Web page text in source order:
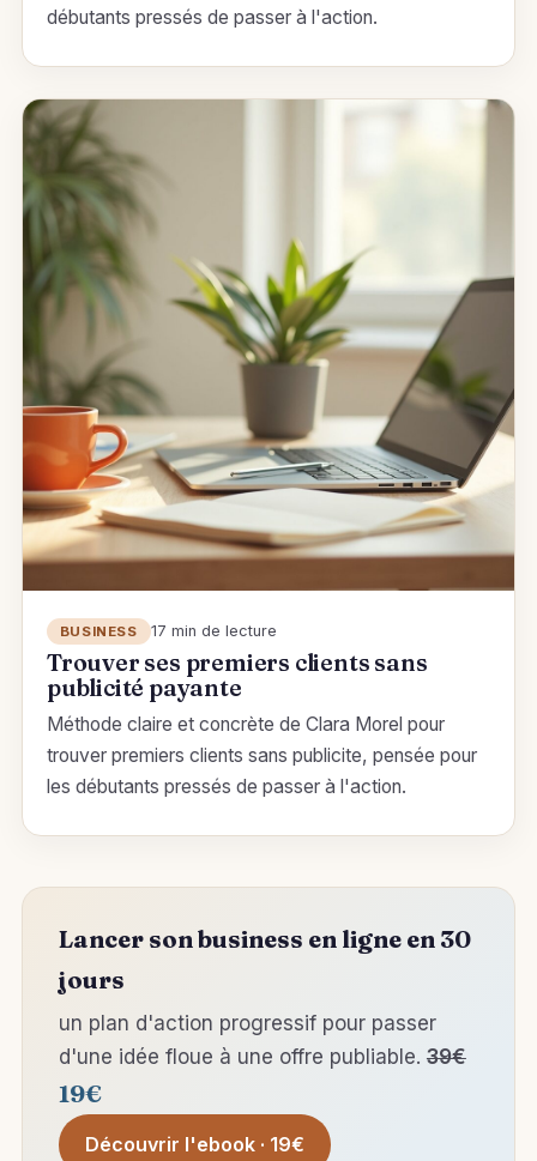
débutants pressés de passer à l'action.
BUSINESS 17 min de lecture
Trouver ses premiers clients sans
publicité payante
Méthode claire et concrète de Clara Morel pour
trouver premiers clients sans publicite, pensée pour
les débutants pressés de passer à l'action.
Lancer son business en ligne en 30
jours
un plan d'action progressif pour passer
d'une idée floue à une offre publiable. 39€
19€
Découvrir l'ebook · 19€